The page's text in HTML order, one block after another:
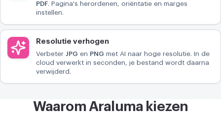
PDF. Pagina's herordenen, oriëntatie en marges
instellen.
Resolutie verhogen
Verbeter JPG en PNG met AI naar hoge resolutie. In de
cloud verwerkt in seconden, je bestand wordt daarna
verwijderd.
Waarom Araluma kiezen